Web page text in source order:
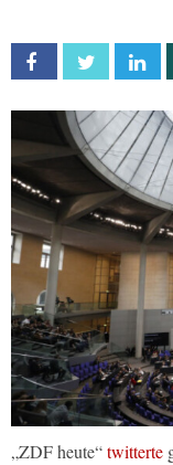
Facebook Twitter
„ZDF heute“twitterte